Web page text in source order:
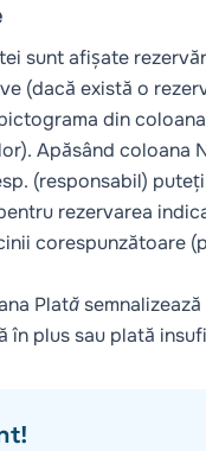
sunt afișate
(dacă există o
din coloana
). Apăsând coloana
(responsabil)
rezervarea
corespunzătoare
Plată
în plus sau plată